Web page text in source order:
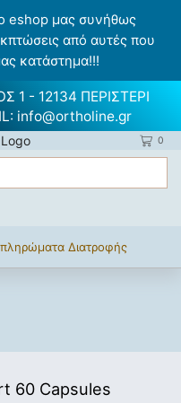
eshop μας συνήθως
από αυτές που
κατάστημα!!!
1 - 12134 ΠΕΡΙΣΤΕΡΙ
info@ortholine.gr
0
Διατροφής
60 Capsules